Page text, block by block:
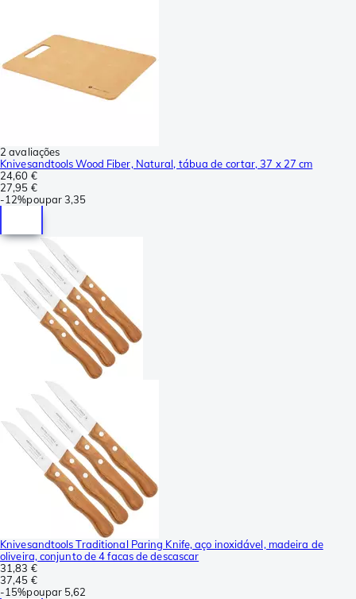
2 avaliações
Knivesandtools Wood Fiber, Natural, tábua de cortar, 37 x 27 cm
24,60 €
27,95 €
-12%poupar3,35
Knivesandtools Traditional Paring Knife, aço inoxidável, madeira de
oliveira, conjunto de 4 facas de descascar
31,83 €
37,45 €
-15%poupar 5,62